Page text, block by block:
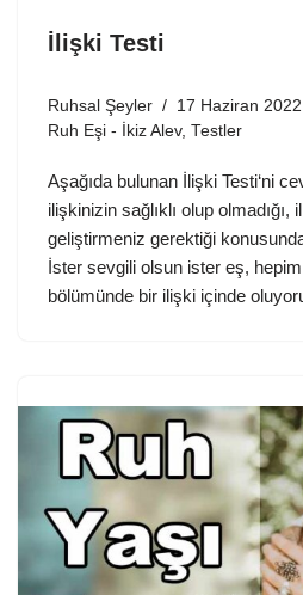
İlişki Testi
Ruhsal Şeyler
17 Haziran 2022
Ruh Eşi - İkiz Alev, Testler
Aşağıda bulunan İlişki Testi‘ni
ilişkinizin sağlıklı olup olmadığı,
geliştirmeniz gerektiği
İster sevgili olsun ister eş,
bölümünde bir ilişki içinde